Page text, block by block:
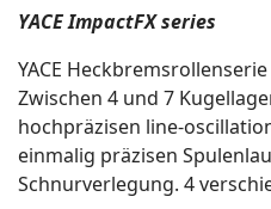
YACE ImpactFX series
YACE
Zwischen 4 und 7
hochpräzisen line-
einmalig präzisen
Schnurverlegung. 4